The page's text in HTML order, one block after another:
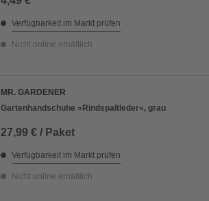
Verfügbarkeit im Markt prüfen
Nicht online erhältlich
MR. GARDENER
Gartenhandschuhe »Rindspaltleder«, grau
27,99 € / Paket
Verfügbarkeit im Markt prüfen
Nicht online erhältlich